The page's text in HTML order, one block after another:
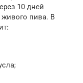
10 дней
живого пива. В